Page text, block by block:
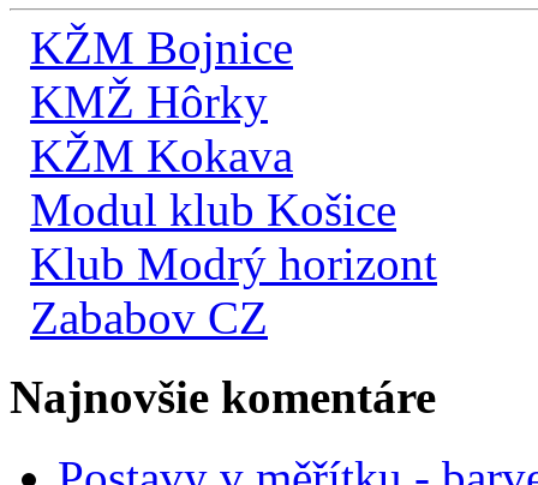
KŽM Bojnice
KMŽ Hôrky
KŽM Kokava
Modul klub Košice
Klub Modrý horizont
Zababov CZ
Najnovšie komentáre